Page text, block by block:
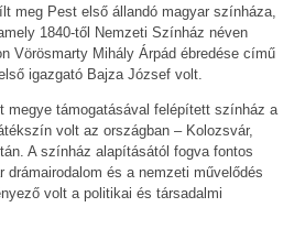
meg Pest első állandó magyar színháza,
1840-től Nemzeti Színház néven
Vörösmarty Mihály Árpád ébredése című
igazgató Bajza József volt.
megye támogatásával felépített színház a
volt az országban – Kolozsvár,
A színház alapításától fogva fontos
drámairodalom és a nemzeti művelődés
volt a politikai és társadalmi